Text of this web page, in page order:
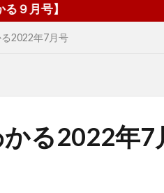
2022年7月号
る2022年7